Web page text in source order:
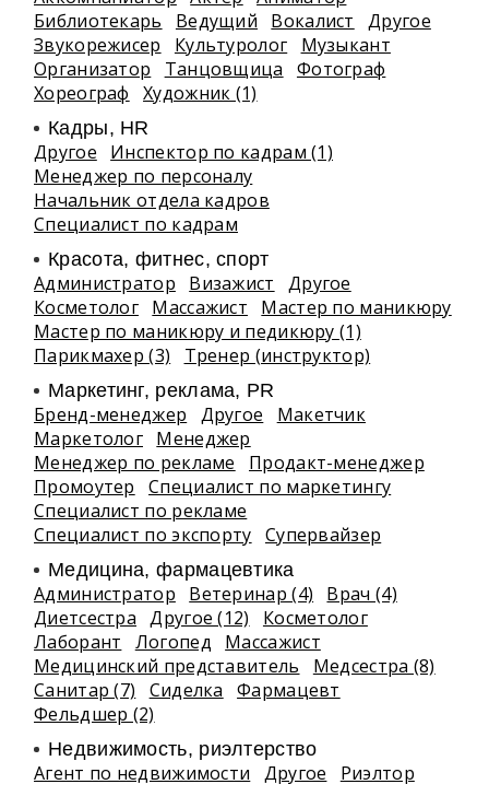
Библиотекарь
Ведущий Вокалист
Другое
Звукорежисер
Культуролог
Музыкант
Организатор
Танцовщица
Фотограф
Хореограф
Художник (1)
Кадры, HR
Другое
Инспектор по кадрам (1)
Менеджер по персоналу
Начальник отдела кадров
Специалист по кадрам
Красота, фитнес, спорт
Администратор Визажист
Другое
Косметолог Массажист
Мастер по маникюру
Мастер по маникюру и педикюру (1)
Парикмахер (3)
Тренер (инструктор)
Маркетинг, реклама, PR
Бренд-менеджер Другое
Макетчик
Маркетолог Менеджер
Менеджер по рекламе
Продакт-менеджер
Промоутер
Специалист по маркетингу
Специалист по рекламе
Специалист по экспорту Супервайзер
Медицина, фармацевтика
Администратор Ветеринар (4)
Врач (4)
Диетсестра
Другое (12)
Косметолог
Лаборант
Логопед
Массажист
Медицинский представитель
Медсестра (8)
Санитар (7)
Сиделка
Фармацевт
Фельдшер (2)
Недвижимость, риэлтeрство
Агент по недвижимости Другое Риэлтор